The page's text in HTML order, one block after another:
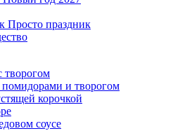
Просто праздник
творогом
и творогом
корочкой
соусе